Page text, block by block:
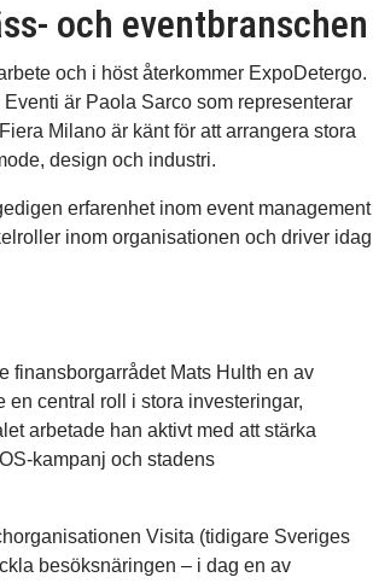
och eventbranschen
och i höst återkommer ExpoDetergo.
är Paola Sarco som representerar
Milano är känt för att arrangera stora
design och industri.
erfarenhet inom event management
inom organisationen och driver idag
finansborgarrådet Mats Hulth en av
central roll i stora investeringar,
arbetade han aktivt med att stärka
kampanj och stadens
Visita (tidigare Sveriges
besöksnäringen – i dag en av